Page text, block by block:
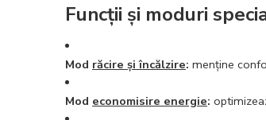
Funcții și moduri
Mod răcire și încălzire: menține
Mod economisire energie: